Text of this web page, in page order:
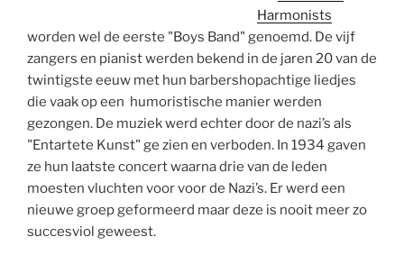
Harmonists
worden wel de eerste "Boys Band" genoemd. De vijf
zangers en pianist werden bekend in de jaren 20 van de
twintigste eeuw met hun barbershopachtige liedjes
die vaak op een humoristische manier werden
gezongen. De muziek werd echter door de nazi’s als
"Entartete Kunst" ge zien en verboden. In 1934 gaven
ze hun laatste concert waarna drie van de leden
moesten vluchten voor voor de Nazi’s. Er werd een
nieuwe groep geformeerd maar deze is nooit meer zo
succesviol geweest.